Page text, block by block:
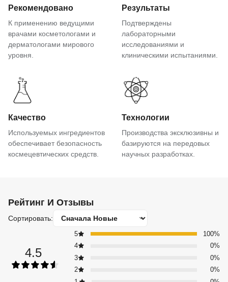
Рекомендовано
К применению ведущими
врачами косметологами и
дерматологами мирового
уровня.
Результаты
Подтверждены
лабораторными
исследованиями и
клиническими испытаниями.
Качество
Используемых ингредиентов
обеспечивает безопасность
космецевтических средств.
Технологии
Производства эксклюзивны и
базируются на передовых
научных разработках.
Рейтинг И Отзывы
Сортировать:
4.5
5
100%
4
0%
3
0%
2
0%